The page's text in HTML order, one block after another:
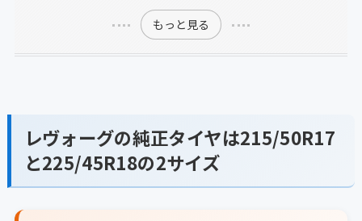
もっと見る
レヴォーグの純正タイヤは215/50R17
と225/45R18の2サイズ